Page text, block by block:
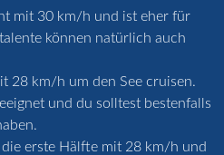
mit 30 km/h und ist eher für
können natürlich auch
28 km/h um den See cruisen.
und du solltest bestenfalls
erste Hälfte mit 28 km/h und